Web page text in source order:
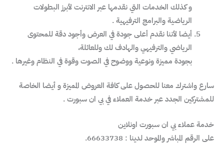
و كذلك الخدمات التي نقدمها عبر الانترنت لأبرز البطولات
الرياضية والبرامج الترفيهية .
أيضا لأننا نقدم أعلى جودة في العرض وأجود دقة للمحتوى
الرياضي والترفيهي والهادف لك وللعائلة،
بجودة مميزة ونوعية ووضوح في الصوت وقوة في النظام وغيرها .
سارع واشترك معنا للحصول على كافة العروض المميزة و أيضا الخاصة
للمشتركين الجدد عبر خدمة العملاء في بي ان سبورت .
خدمة عملاء بي ان سبورت اونلاين
على الرقم المباشر والموحد لدينا : 66633738.